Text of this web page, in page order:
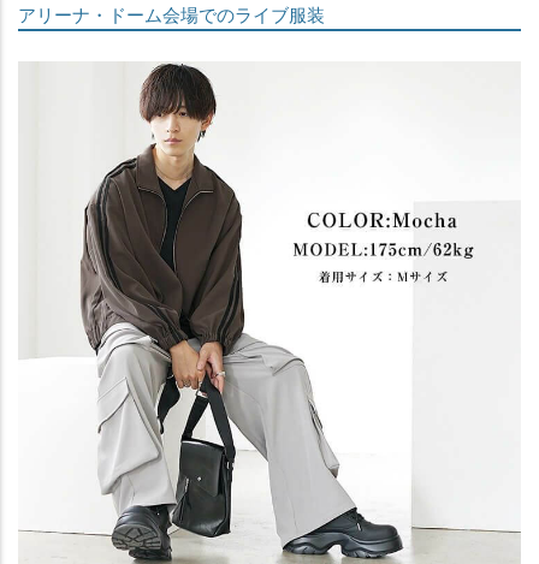
アリーナ・ドーム会場でのライブ服装